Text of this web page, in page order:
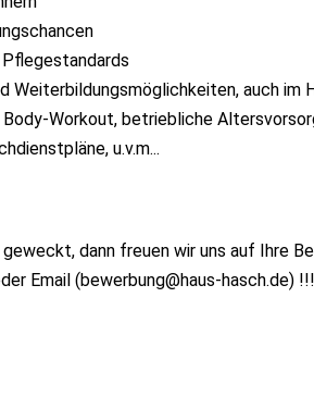
Weiterbildungsmöglichkeiten, auch im
Body-Workout, betriebliche
u.v.m...
dann freuen wir uns auf Ihre
Email (bewerbung@haus-hasch.de) !!!